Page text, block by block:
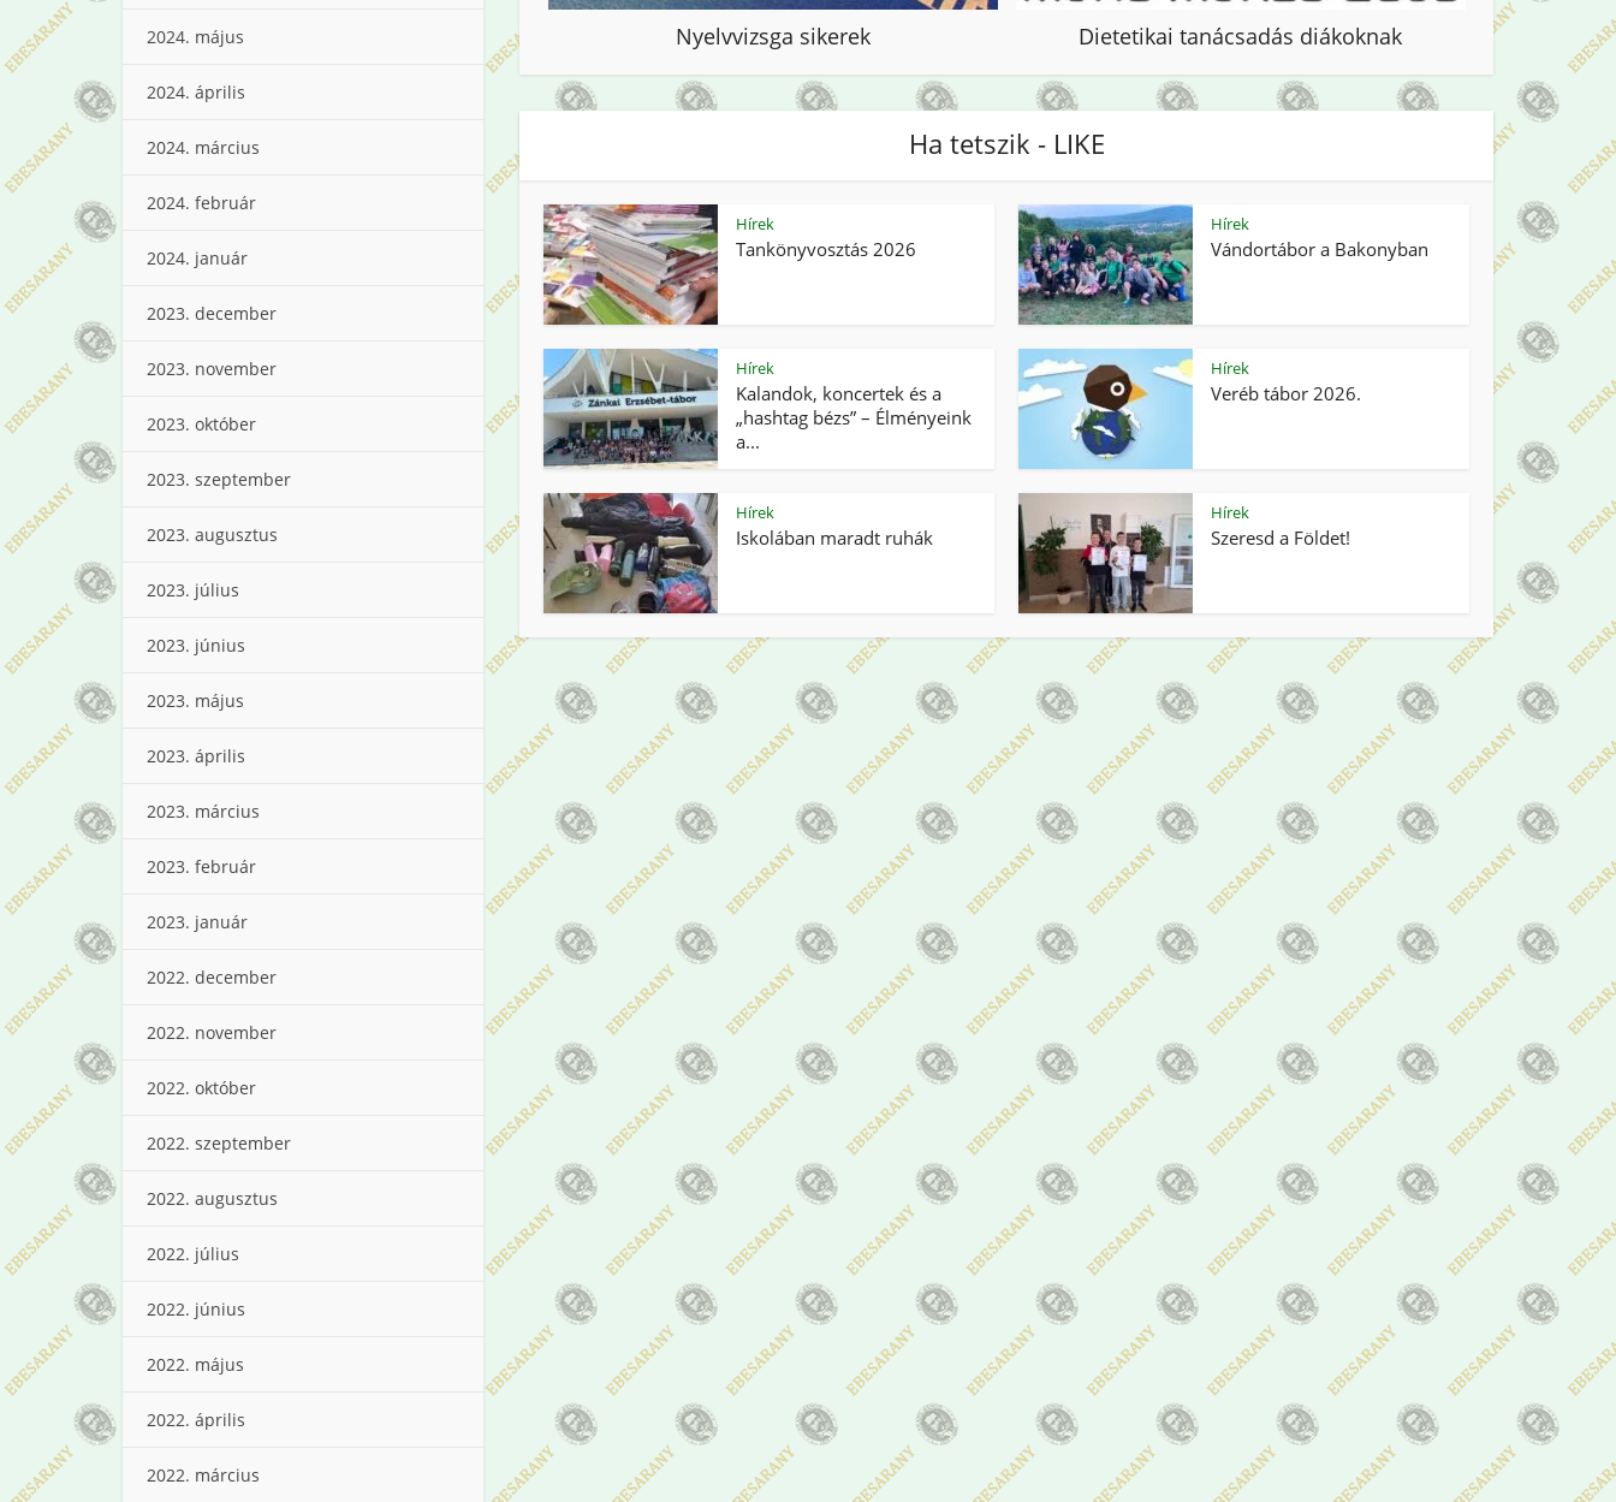
2024. május
2024. április
2024. március
2024. február
2024. január
2023. december
2023. november
2023. október
2023. szeptember
2023. augusztus
2023. július
2023. június
2023. május
2023. április
2023. március
2023. február
2023. január
2022. december
2022. november
2022. október
2022. szeptember
2022. augusztus
2022. július
2022. június
2022. május
2022. április
2022. március
Nyelvvizsga sikerek Dietetikai tanácsadás diákoknak
Ha tetszik - LIKE
Hírek
Tankönyvosztás 2026
Hírek
Vándortábor a Bakonyban
Hírek
Kalandok, koncertek és a
„hashtag bézs” – Élményeink
a...
Hírek
Veréb tábor 2026.
Hírek
Iskolában maradt ruhák
Hírek
Szeresd a Földet!